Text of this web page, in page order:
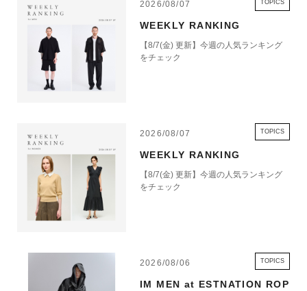
2026/08/07 TOPICS
WEEKLY RANKING
【8/7(金) 更新】今週の人気ランキング
をチェック
2026/08/07 TOPICS
WEEKLY RANKING
【8/7(金) 更新】今週の人気ランキング
をチェック
2026/08/06 TOPICS
IM MEN at ESTNATION ROP